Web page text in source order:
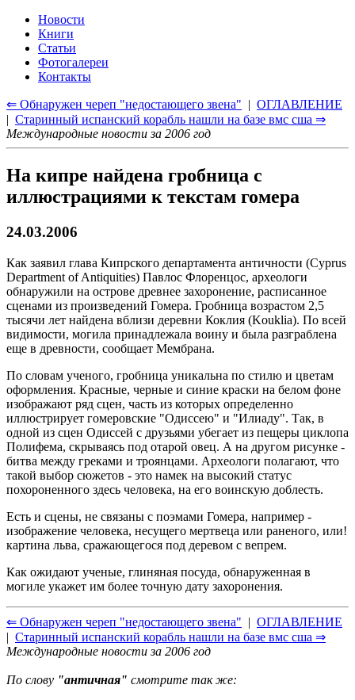
Новости
Книги
Статьи
Фотогалереи
Контакты
⇐ Обнаружен череп "недостающего звена" | ОГЛАВЛЕНИЕ
| Старинный испанский корабль нашли на базе вмс сша ⇒
Международные новости за 2006 год
На кипре найдена гробница с
иллюстрациями к текстам гомера
24.03.2006
Как заявил глава Кипрского департамента античности (Cyprus
Department of Antiquities) Павлос Флоренцос, археологи
обнаружили на острове древнее захоронение, расписанное
сценами из произведений Гомера. Гробница возрастом 2,5
тысячи лет найдена вблизи деревни Коклия (Kouklia). По всей
видимости, могила принадлежала воину и была разграблена
еще в древности, сообщает Мембрана.
По словам ученого, гробница уникальна по стилю и цветам
оформления. Красные, черные и синие краски на белом фоне
изображают ряд сцен, часть из которых определенно
иллюстрирует гомеровские "Одиссею" и "Илиаду". Так, в
одной из сцен Одиссей с друзьями убегает из пещеры циклопа
Полифема, скрываясь под отарой овец. А на другом рисунке -
битва между греками и троянцами. Археологи полагают, что
такой выбор сюжетов - это намек на высокий статус
похороненного здесь человека, на его воинскую доблесть.
Есть и сцены, не связаны с поэмами Гомера, например -
изображение человека, несущего мертвеца или раненого, или!
картина льва, сражающегося под деревом с вепрем.
Как ожидают ученые, глиняная посуда, обнаруженная в
могиле укажет им более точную дату захоронения.
⇐ Обнаружен череп "недостающего звена" | ОГЛАВЛЕНИЕ
| Старинный испанский корабль нашли на базе вмс сша ⇒
Международные новости за 2006 год
По слову "античная" смотрите так же: